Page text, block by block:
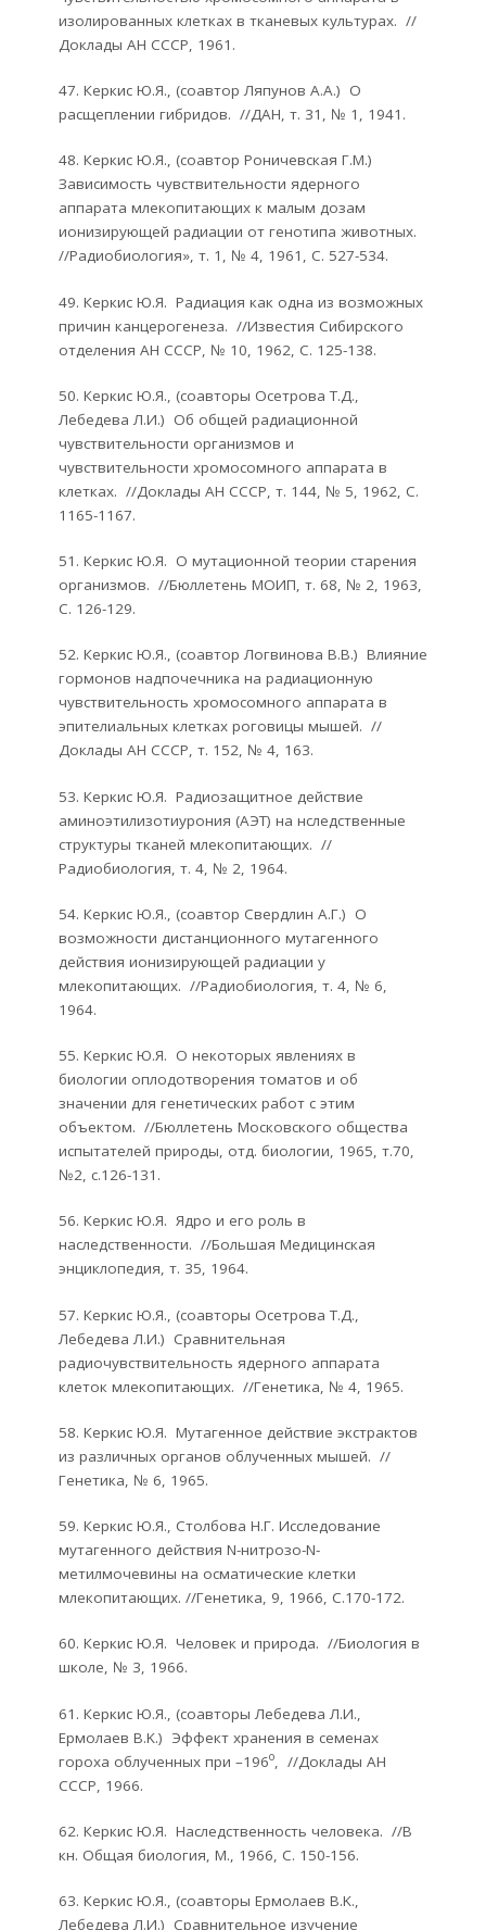
изолированных клетках в тканевых культурах. //
Доклады АН СССР, 1961.
47. Керкис Ю.Я., (соавтор Ляпунов А.А.) О
расщеплении гибридов. //ДАН, т. 31, № 1, 1941.
48. Керкис Ю.Я., (соавтор Роничевская Г.М.)
Зависимость чувствительности ядерного
аппарата млекопитающих к малым дозам
ионизирующей радиации от генотипа животных.
//Радиобиология», т. 1, № 4, 1961, С. 527-534.
49. Керкис Ю.Я. Радиация как одна из возможных
причин канцерогенеза. //Известия Сибирского
отделения АН СССР, № 10, 1962, С. 125-138.
50. Керкис Ю.Я., (соавторы Осетрова Т.Д.,
Лебедева Л.И.) Об общей радиационной
чувствительности организмов и
чувствительности хромосомного аппарата в
клетках. //Доклады АН СССР, т. 144, № 5, 1962, С.
1165-1167.
51. Керкис Ю.Я. О мутационной теории старения
организмов. //Бюллетень МОИП, т. 68, № 2, 1963,
С. 126-129.
52. Керкис Ю.Я., (соавтор Логвинова В.В.) Влияние
гормонов надпочечника на радиационную
чувствительность хромосомного аппарата в
эпителиальных клетках роговицы мышей. //
Доклады АН СССР, т. 152, № 4, 163.
53. Керкис Ю.Я. Радиозащитное действие
аминоэтилизотиурония (АЭТ) на нследственные
структуры тканей млекопитающих. //
Радиобиология, т. 4, № 2, 1964.
54. Керкис Ю.Я., (соавтор Свердлин А.Г.) О
возможности дистанционного мутагенного
действия ионизирующей радиации у
млекопитающих. //Радиобиология, т. 4, № 6,
1964.
55. Керкис Ю.Я. О некоторых явлениях в
биологии оплодотворения томатов и об
значении для генетических работ с этим
объектом. //Бюллетень Московского общества
испытателей природы, отд. биологии, 1965, т.70,
№2, с.126-131.
56. Керкис Ю.Я. Ядро и его роль в
наследственности. //Большая Медицинская
энциклопедия, т. 35, 1964.
57. Керкис Ю.Я., (соавторы Осетрова Т.Д.,
Лебедева Л.И.) Сравнительная
радиочувствительность ядерного аппарата
клеток млекопитающих. //Генетика, № 4, 1965.
58. Керкис Ю.Я. Мутагенное действие экстрактов
из различных органов облученных мышей. //
Генетика, № 6, 1965.
59. Керкис Ю.Я., Столбова Н.Г. Исследование
мутагенного действия N-нитрозо-N-
метилмочевины на осматические клетки
млекопитающих. //Генетика, 9, 1966, С.170-172.
60. Керкис Ю.Я. Человек и природа. //Биология в
школе, № 3, 1966.
61. Керкис Ю.Я., (соавторы Лебедева Л.И.,
Ермолаев В.K.) Эффект хранения в семенах
гороха облученных при –196о
, //Доклады АН
СССР, 1966.
62. Керкис Ю.Я. Наследственность человека. //В
кн. Общая биология, М., 1966, С. 150-156.
63. Керкис Ю.Я., (соавторы Ермолаев В.K.,
Лебедева Л.И.) Сравнительное изучение